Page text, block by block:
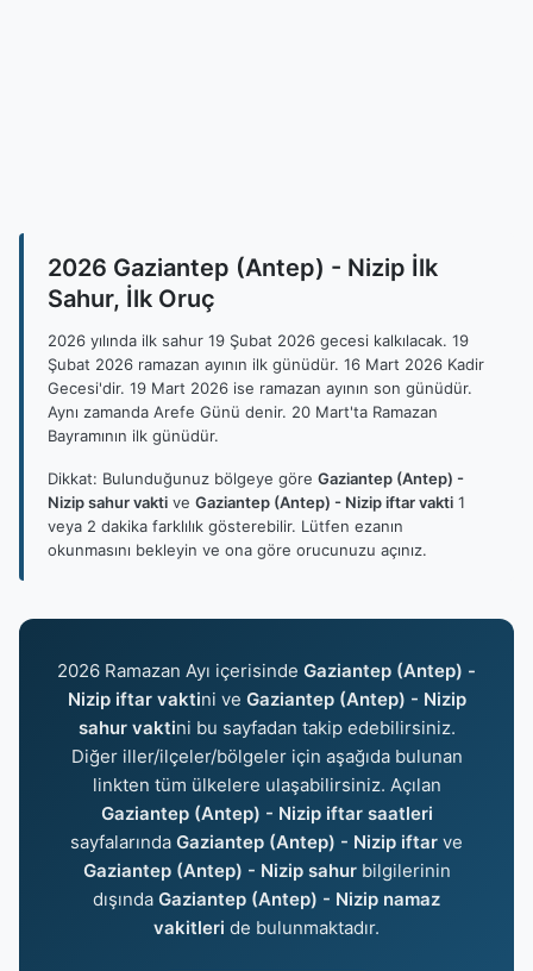
2026 Gaziantep (Antep) - Nizip İlk
Sahur, İlk Oruç
2026 yılında ilk sahur 19 Şubat 2026 gecesi kalkılacak. 19
Şubat 2026 ramazan ayının ilk günüdür. 16 Mart 2026 Kadir
Gecesi'dir. 19 Mart 2026 ise ramazan ayının son günüdür.
Aynı zamanda Arefe Günü denir. 20 Mart'ta Ramazan
Bayramının ilk günüdür.
Dikkat: Bulunduğunuz bölgeye göre Gaziantep (Antep) -
Nizip sahur vakti ve Gaziantep (Antep) - Nizip iftar vakti 1
veya 2 dakika farklılık gösterebilir. Lütfen ezanın
okunmasını bekleyin ve ona göre orucunuzu açınız.
2026 Ramazan Ayı içerisinde Gaziantep (Antep) -
Nizip iftar vaktini ve Gaziantep (Antep) - Nizip
sahur vaktini bu sayfadan takip edebilirsiniz.
Diğer iller/ilçeler/bölgeler için aşağıda bulunan
linkten tüm ülkelere ulaşabilirsiniz. Açılan
Gaziantep (Antep) - Nizip iftar saatleri
sayfalarında Gaziantep (Antep) - Nizip iftar ve
Gaziantep (Antep) - Nizip sahurbilgilerinin
dışında Gaziantep (Antep) - Nizip namaz
vakitleri de bulunmaktadır.